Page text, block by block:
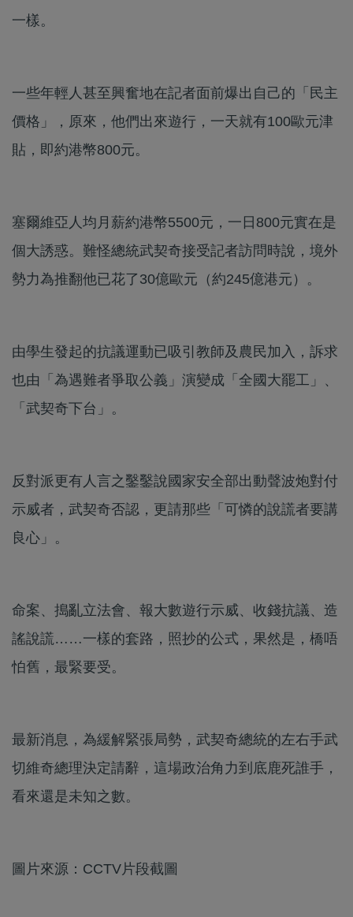
一樣。
一些年輕人甚至興奮地在記者面前爆出自己的「民主
價格」，原來，他們出來遊行，一天就有100歐元津
貼，即約港幣800元。
塞爾維亞人均月薪約港幣5500元，一日800元實在是
個大誘惑。難怪總統武契奇接受記者訪問時說，境外
勢力為推翻他已花了30億歐元（約245億港元）。
由學生發起的抗議運動已吸引教師及農民加入，訴求
也由「為遇難者爭取公義」演變成「全國大罷工」、
「武契奇下台」。
反對派更有人言之鑿鑿說國家安全部出動聲波炮對付
示威者，武契奇否認，更請那些「可憐的說謊者要講
良心」。
命案、搗亂立法會、報大數遊行示威、收錢抗議、造
謠說謊……一樣的套路，照抄的公式，果然是，橋唔
怕舊，最緊要受。
最新消息，為緩解緊張局勢，武契奇總統的左右手武
切維奇總理決定請辭，這場政治角力到底鹿死誰手，
看來還是未知之數。
圖片來源：CCTV片段截圖